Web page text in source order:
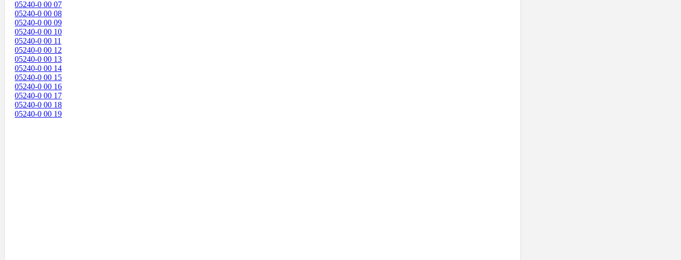
05240-0 00 07
05240-0 00 08
05240-0 00 09
05240-0 00 10
05240-0 00 11
05240-0 00 12
05240-0 00 13
05240-0 00 14
05240-0 00 15
05240-0 00 16
05240-0 00 17
05240-0 00 18
05240-0 00 19